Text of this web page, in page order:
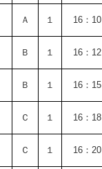
Ａ １ 16：10
Ｂ １ 16：12
Ｂ １ 16：15
Ｃ １ 16：18
Ｃ １ 16：20